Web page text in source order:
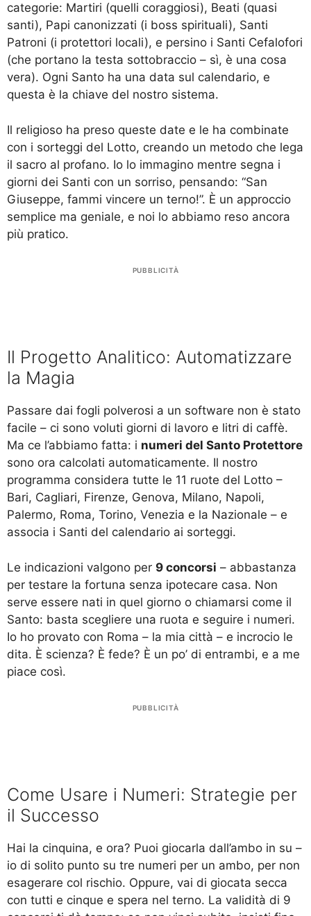
categorie: Martiri (quelli coraggiosi), Beati (quasi
santi), Papi canonizzati (i boss spirituali), Santi
Patroni (i protettori locali), e persino i Santi Cefalofori
(che portano la testa sottobraccio – sì, è una cosa
vera). Ogni Santo ha una data sul calendario, e
questa è la chiave del nostro sistema.
Il religioso ha preso queste date e le ha combinate
con i sorteggi del Lotto, creando un metodo che lega
il sacro al profano. Io lo immagino mentre segna i
giorni dei Santi con un sorriso, pensando: “San
Giuseppe, fammi vincere un terno!”. È un approccio
semplice ma geniale, e noi lo abbiamo reso ancora
più pratico.
PUBBLICITÀ
Il Progetto Analitico: Automatizzare
la Magia
Passare dai fogli polverosi a un software non è stato
facile – ci sono voluti giorni di lavoro e litri di caffè.
Ma ce l’abbiamo fatta: i numeri del Santo Protettore
sono ora calcolati automaticamente. Il nostro
programma considera tutte le 11 ruote del Lotto –
Bari, Cagliari, Firenze, Genova, Milano, Napoli,
Palermo, Roma, Torino, Venezia e la Nazionale – e
associa i Santi del calendario ai sorteggi.
Le indicazioni valgono per 9 concorsi – abbastanza
per testare la fortuna senza ipotecare casa. Non
serve essere nati in quel giorno o chiamarsi come il
Santo: basta scegliere una ruota e seguire i numeri.
Io ho provato con Roma – la mia città – e incrocio le
dita. È scienza? È fede? È un po’ di entrambi, e a me
piace così.
PUBBLICITÀ
Come Usare i Numeri: Strategie per
il Successo
Hai la cinquina, e ora? Puoi giocarla dall’ambo in su –
io di solito punto su tre numeri per un ambo, per non
esagerare col rischio. Oppure, vai di giocata secca
con tutti e cinque e spera nel terno. La validità di 9